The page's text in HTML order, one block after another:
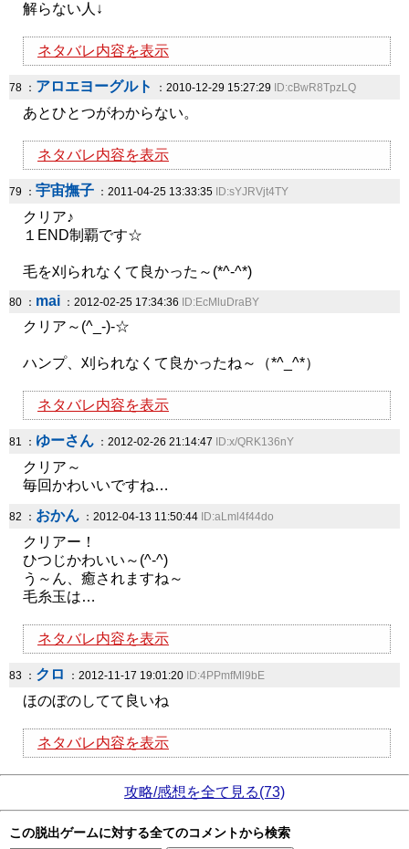
解らない人↓
ネタバレ内容を表示
78 ： アロエヨーグルト ：2010-12-29 15:27:29 ID:cBwR8TpzLQ
あとひとつがわからない。
ネタバレ内容を表示
79 ： 宇宙撫子 ：2011-04-25 13:33:35 ID:sYJRVjt4TY
クリア♪
１END制覇です☆
毛を刈られなくて良かった～(*^‐^*)
80 ： mai ：2012-02-25 17:34:36 ID:EcMluDraBY
クリア～(^_-)-☆
ハンプ、刈られなくて良かったね～（*^_^*）
ネタバレ内容を表示
81 ： ゆーさん ：2012-02-26 21:14:47 ID:x/QRK136nY
クリア～
毎回かわいいですね…
82 ： おかん ：2012-04-13 11:50:44 ID:aLml4f44do
クリアー！
ひつじかわいい～(^-^)
う～ん、癒されますね～
毛糸玉は…
ネタバレ内容を表示
83 ： クロ ：2012-11-17 19:01:20 ID:4PPmfMl9bE
ほのぼのしてて良いね
ネタバレ内容を表示
攻略/感想を全て見る(73)
この脱出ゲームに対する全てのコメントから検索